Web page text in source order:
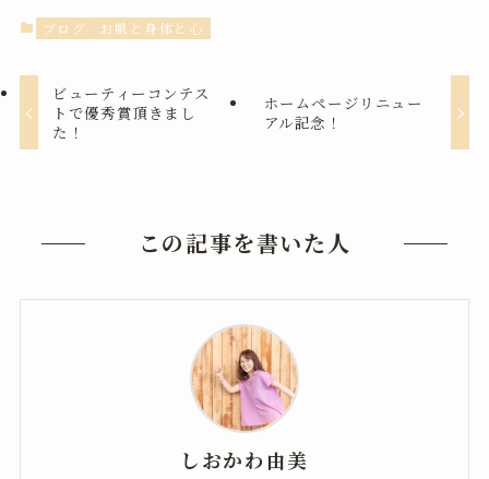
ブログ お肌と身体と心
ビューティーコンテス
トで優秀賞頂きまし
た！
ホームページリニュー
アル記念！
この記事を書いた人
しおかわ由美